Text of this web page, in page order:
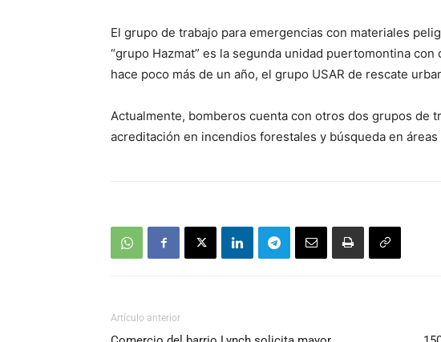
El grupo de trabajo para emergencias con materiales
“grupo Hazmat” es la segunda unidad puertomontina
hace poco más de un año, el grupo USAR de rescate
Actualmente, bomberos cuenta con otros dos grupos de
acreditación en incendios forestales y búsqueda en áreas
Artículo anterior